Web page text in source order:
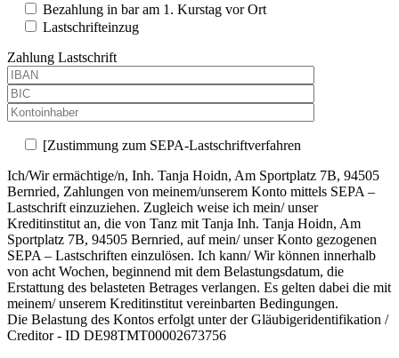
Bezahlung in bar am 1. Kurstag vor Ort
Lastschrifteinzug
Zahlung Lastschrift
[Zustimmung zum SEPA-Lastschriftverfahren
Ich/Wir ermächtige/n, Inh. Tanja Hoidn, Am Sportplatz 7B, 94505
Bernried, Zahlungen von meinem/unserem Konto mittels SEPA –
Lastschrift einzuziehen. Zugleich weise ich mein/ unser
Kreditinstitut an, die von Tanz mit Tanja Inh. Tanja Hoidn, Am
Sportplatz 7B, 94505 Bernried, auf mein/ unser Konto gezogenen
SEPA – Lastschriften einzulösen. Ich kann/ Wir können innerhalb
von acht Wochen, beginnend mit dem Belastungsdatum, die
Erstattung des belasteten Betrages verlangen. Es gelten dabei die mit
meinem/ unserem Kreditinstitut vereinbarten Bedingungen.
Die Belastung des Kontos erfolgt unter der Gläubigeridentifikation /
Creditor - ID DE98TMT00002673756